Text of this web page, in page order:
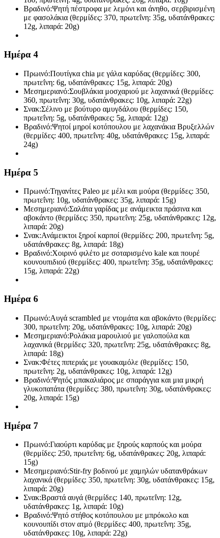
Βραδινό:Ψητή πέστροφα με λεμόνι και άνηθο, σερβιρισμένη
με φασολάκια (θερμίδες: 370, πρωτεΐνη: 35g, υδατάνθρακες:
12g, λιπαρά: 20g)
Ημέρα 4
Πρωινό:Πουτίγκα chia με γάλα καρύδας (θερμίδες: 300,
πρωτεΐνη: 6g, υδατάνθρακες: 15g, λιπαρά: 20g)
Μεσημεριανό:Σουβλάκια μοσχαριού με λαχανικά (θερμίδες:
360, πρωτεΐνη: 30g, υδατάνθρακες: 10g, λιπαρά: 22g)
Σνακ:Σέλινο με βούτυρο αμυγδάλου (θερμίδες: 150,
πρωτεΐνη: 5g, υδατάνθρακες: 5g, λιπαρά: 12g)
Βραδινό:Ψητοί μηροί κοτόπουλου με λαχανάκια Βρυξελλών
(θερμίδες: 400, πρωτεΐνη: 40g, υδατάνθρακες: 15g, λιπαρά:
24g)
Ημέρα 5
Πρωινό:Τηγανίτες Paleo με μέλι και μούρα (θερμίδες: 350,
πρωτεΐνη: 10g, υδατάνθρακες: 35g, λιπαρά: 15g)
Μεσημεριανό:Σαλάτα γαρίδας με ανάμεικτα πράσινα και
αβοκάντο (θερμίδες: 350, πρωτεΐνη: 25g, υδατάνθρακες: 12g,
λιπαρά: 20g)
Σνακ:Ανάμεικτοι ξηροί καρποί (θερμίδες: 200, πρωτεΐνη: 5g,
υδατάνθρακες: 8g, λιπαρά: 18g)
Βραδινό:Χοιρινό φιλέτο με σοταρισμένο kale και πουρέ
κουνουπιδιού (θερμίδες: 400, πρωτεΐνη: 35g, υδατάνθρακες:
15g, λιπαρά: 22g)
Ημέρα 6
Πρωινό:Αυγά scrambled με ντομάτα και αβοκάντο (θερμίδες:
300, πρωτεΐνη: 20g, υδατάνθρακες: 10g, λιπαρά: 20g)
Μεσημεριανό:Ρολάκια μαρουλιού με γαλοπούλα και
λαχανικά (θερμίδες: 320, πρωτεΐνη: 25g, υδατάνθρακες: 8g,
λιπαρά: 18g)
Σνακ:Φέτες πιπεριάς με γουακαμόλε (θερμίδες: 150,
πρωτεΐνη: 2g, υδατάνθρακες: 10g, λιπαρά: 12g)
Βραδινό:Ψητός μπακαλιάρος με σπαράγγια και μια μικρή
γλυκοπατάτα (θερμίδες: 380, πρωτεΐνη: 30g, υδατάνθρακες:
20g, λιπαρά: 15g)
Ημέρα 7
Πρωινό:Γιαούρτι καρύδας με ξηρούς καρπούς και μούρα
(θερμίδες: 250, πρωτεΐνη: 6g, υδατάνθρακες: 20g, λιπαρά:
15g)
Μεσημεριανό:Stir-fry βοδινού με χαμηλών υδατανθράκων
λαχανικά (θερμίδες: 350, πρωτεΐνη: 30g, υδατάνθρακες: 15g,
λιπαρά: 20g)
Σνακ:Βραστά αυγά (θερμίδες: 140, πρωτεΐνη: 12g,
υδατάνθρακες: 1g, λιπαρά: 10g)
Βραδινό:Ψητό στήθος κοτόπουλου με μπρόκολο και
κουνουπίδι στον ατμό (θερμίδες: 400, πρωτεΐνη: 35g,
υδατάνθρακες: 10g, λιπαρά: 22g)